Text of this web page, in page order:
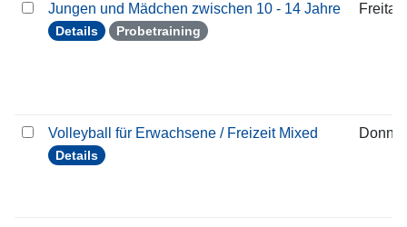
Jungen und Mädchen zwischen 10 - 14 Jahre
Details Probetraining
Freitag
Volleyball für Erwachsene / Freizeit Mixed
Details